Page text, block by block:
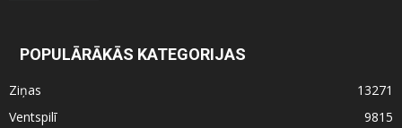
POPULĀRĀKĀS KATEGORIJAS
Ziņas
13271
Ventspilī
9815